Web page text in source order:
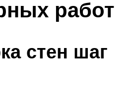
работ
стен шаг